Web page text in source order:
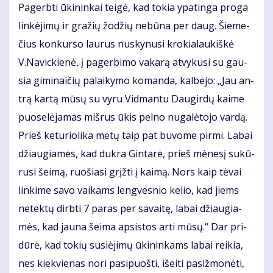
Pa­gerb­ti ūki­nin­kai tei­gė, kad to­kia ypa­tin­ga pro­ga
lin­kė­ji­mų ir gra­žių žo­džių ne­bū­na per daug. Šie­me­
čius kon­kur­so lau­rus nu­sky­nu­si kro­kia­lau­kiš­kė
V.Na­vic­kie­nė, į pa­ger­bi­mo va­ka­rą at­vy­ku­si su gau­
sia gi­mi­nai­čių pa­lai­ky­mo ko­man­da, kal­bė­jo: „Jau an­
trą kar­tą mū­sų su vy­ru Vid­man­tu Dau­gir­dų kai­me
puo­se­lė­ja­mas miš­rus ūkis pel­no nu­ga­lė­to­jo var­dą.
Prieš ke­tu­rio­li­ka me­tų taip pat bu­vo­me pir­mi. La­bai
džiau­gia­mės, kad duk­ra Gin­ta­rė, prieš mė­ne­sį su­kū­
ru­si šei­mą, ruo­šia­si grįž­ti į kai­mą. Nors kaip tė­vai
lin­ki­me sa­vo vai­kams leng­ves­nio ke­lio, kad jiems
ne­tek­tų dirb­ti 7 pa­ras per sa­vai­tę, la­bai džiau­gia­
mės, kad jau­na šei­ma ap­si­stos ar­ti mū­sų.“ Dar pri­
dū­rė, kad to­kių su­si­ė­ji­mų ūki­nin­kams la­bai rei­kia,
nes kiek­vie­nas no­ri pa­si­puoš­ti, iš­ei­ti pa­si­žmo­nė­ti,